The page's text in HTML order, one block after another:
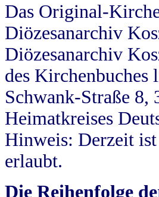
Das Original-
Diözesanarchiv
Diözesanarchiv
des Kirchenbuches
Schwank-Straße 8,
Heimatkreises
Hinweis: Derzeit
erlaubt.
Die Reihenfolge